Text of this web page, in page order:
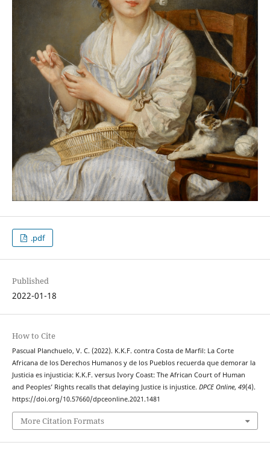
.pdf
Published
2022-01-18
How to Cite
Pascual Planchuelo, V. C. (2022). K.K.F. contra Costa de Marfil: La Corte
Africana de los Derechos Humanos y de los Pueblos recuerda que demorar la
Justicia es injusticia: K.K.F. versus Ivory Coast: The African Court of Human
and Peoples’ Rights recalls that delaying Justice is injustice. DPCE Online, 49(4).
https://doi.org/10.57660/dpceonline.2021.1481
More Citation Formats